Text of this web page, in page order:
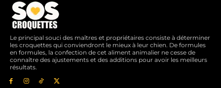
Le principal souci des maîtres et propriétaires consiste à déterminer
les croquettes qui conviendront le mieux à leur chien. De formules
en formules, la confection de cet aliment animalier ne cesse de
connaître des ajustements et des additions pour avoir les meilleurs
résultats.